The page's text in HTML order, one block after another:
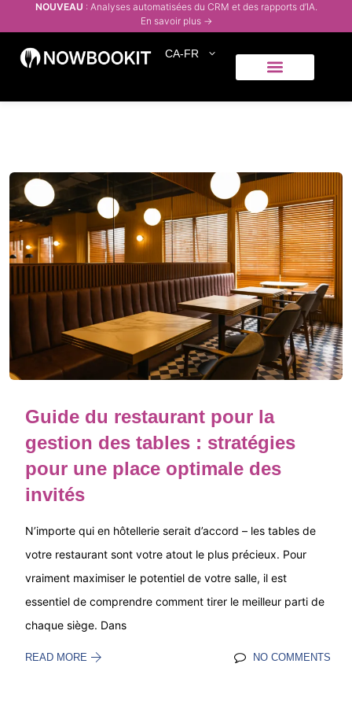
NOUVEAU : Analyses automatisées du CRM et des rapports d’IA.
En savoir plus →
CA-FR
Guide du restaurant pour la
gestion des tables : stratégies
pour une place optimale des
invités
N’importe qui en hôtellerie serait d’accord – les tables de
votre restaurant sont votre atout le plus précieux. Pour
vraiment maximiser le potentiel de votre salle, il est
essentiel de comprendre comment tirer le meilleur parti de
chaque siège. Dans
READ MORE NO COMMENTS